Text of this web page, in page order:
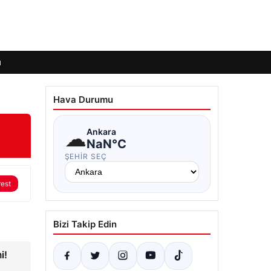
Hava Durumu
☁Ankara
NaN°C
ŞEHIR SEÇ
Bizi Takip Edin